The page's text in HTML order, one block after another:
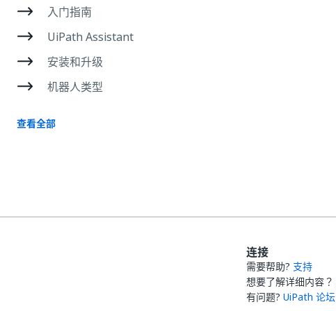
入门指南
UiPath Assistant
安装和升级
机器人类型
查看全部
连接
需要帮助? 支持
想要了解详细内容？
有问题? UiPath 论坛